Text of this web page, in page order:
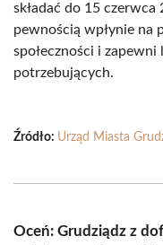
składać do 15 czerwca
pewnością wpłynie na
społeczności i
potrzebujących.
Źródło: Urząd Miasta
Oceń: Grudziądz z